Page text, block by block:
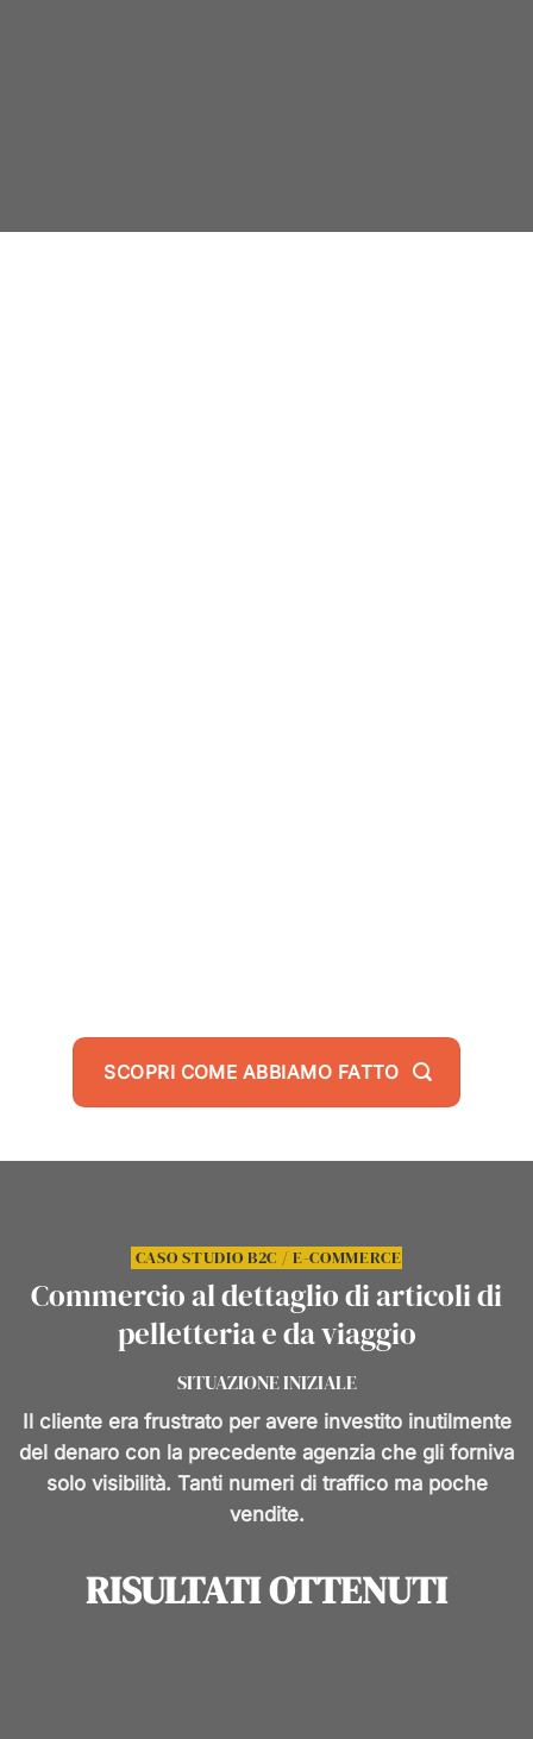
SCOPRI COME ABBIAMO FATTO
CASO STUDIO B2C / E-COMMERCE
Commercio al dettaglio di articoli di
pelletteria e da viaggio
SITUAZIONE INIZIALE
Il cliente era frustrato per avere investito inutilmente
del denaro con la precedente agenzia che gli forniva
solo visibilità. Tanti numeri di traffico ma poche
vendite.
RISULTATI OTTENUTI